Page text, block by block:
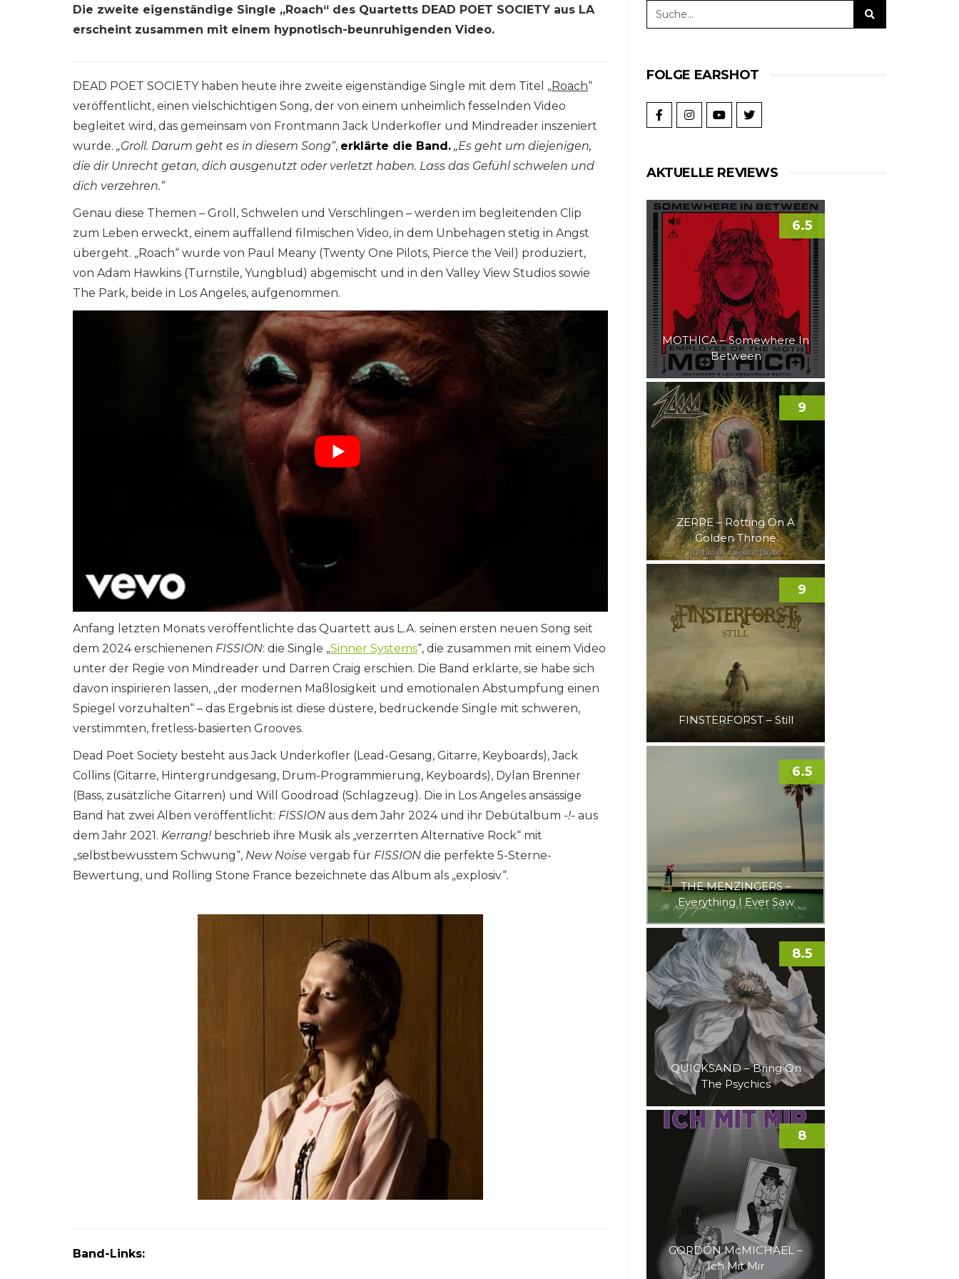
Die zweite eigenständige Single „Roach“ des Quartetts DEAD POET SOCIETY aus LA
erscheint zusammen mit einem hypnotisch-beunruhigenden Video.
DEAD POET SOCIETY haben heute ihre zweite eigenständige Single mit dem Titel „Roach“
veröffentlicht, einen vielschichtigen Song, der von einem unheimlich fesselnden Video
begleitet wird, das gemeinsam von Frontmann Jack Underkofler und Mindreader inszeniert
wurde. „Groll. Darum geht es in diesem Song“, erklärte die Band. „Es geht um diejenigen,
die dir Unrecht getan, dich ausgenutzt oder verletzt haben. Lass das Gefühl schwelen und
dich verzehren.“
Genau diese Themen – Groll, Schwelen und Verschlingen – werden im begleitenden Clip
zum Leben erweckt, einem auffallend filmischen Video, in dem Unbehagen stetig in Angst
übergeht. „Roach“ wurde von Paul Meany (Twenty One Pilots, Pierce the Veil) produziert,
von Adam Hawkins (Turnstile, Yungblud) abgemischt und in den Valley View Studios sowie
The Park, beide in Los Angeles, aufgenommen.
Anfang letzten Monats veröffentlichte das Quartett aus L.A. seinen ersten neuen Song seit
dem 2024 erschienenen FISSION: die Single „Sinner Systems“, die zusammen mit einem Video
unter der Regie von Mindreader und Darren Craig erschien. Die Band erklärte, sie habe sich
davon inspirieren lassen, „der modernen Maßlosigkeit und emotionalen Abstumpfung einen
Spiegel vorzuhalten“ – das Ergebnis ist diese düstere, bedrückende Single mit schweren,
verstimmten, fretless-basierten Grooves.
Dead Poet Society besteht aus Jack Underkofler (Lead-Gesang, Gitarre, Keyboards), Jack
Collins (Gitarre, Hintergrundgesang, Drum-Programmierung, Keyboards), Dylan Brenner
(Bass, zusätzliche Gitarren) und Will Goodroad (Schlagzeug). Die in Los Angeles ansässige
Band hat zwei Alben veröffentlicht: FISSION aus dem Jahr 2024 und ihr Debütalbum -!- aus
dem Jahr 2021. Kerrang! beschrieb ihre Musik als „verzerrten Alternative Rock“ mit
„selbstbewusstem Schwung“, New Noise vergab für FISSION die perfekte 5-Sterne-
Bewertung, und Rolling Stone France bezeichnete das Album als „explosiv“.
Band-Links:
FOLGE EARSHOT
AKTUELLE REVIEWS
MOTHICA – Somewhere In
Between
6.5
ZERRE – Rotting On A
Golden Throne
9
FINSTERFORST – Still
9
THE MENZINGERS –
Everything I Ever Saw
6.5
QUICKSAND – Bring On
The Psychics
8.5
GORDON McMICHAEL –
Ich Mit Mir
8